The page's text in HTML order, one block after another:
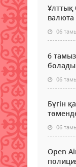
Ұлттық
06
6
болады
06
Бүгін
06
Open